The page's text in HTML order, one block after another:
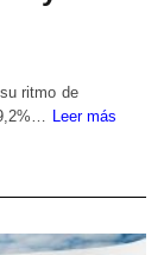
ritmo de
Leer más